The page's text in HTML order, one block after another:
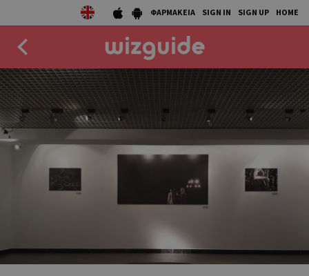
ΦΑΡΜΑΚΕΙΑ SIGN IN SIGN UP HOME
EAT
DRINK
50 BEST
STORIES